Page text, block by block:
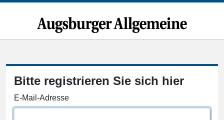
Bitte registrieren Sie sich hier
E-Mail-Adresse